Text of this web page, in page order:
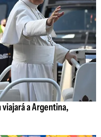
viajará a Argentina,